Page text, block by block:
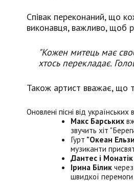
Співак переконаний, що
виконавця, важливо, щоб
"Кожен митець має
хтось перекладає.
Також артист вважає, що
Оновлені пісні від українських
Макс Барських
звучить хіт
Гурт "Океан
музиканти
Дантес і Монатік
Ірина Білик
швидкої